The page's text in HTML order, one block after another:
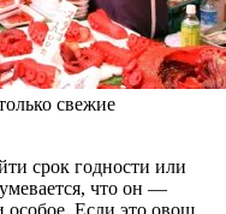
свежие
срок годности или
что он —
Если это овощ